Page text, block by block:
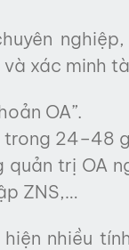
xác minh
OA”.
trong 24–48
trị OA
ZNS,…
nhiều